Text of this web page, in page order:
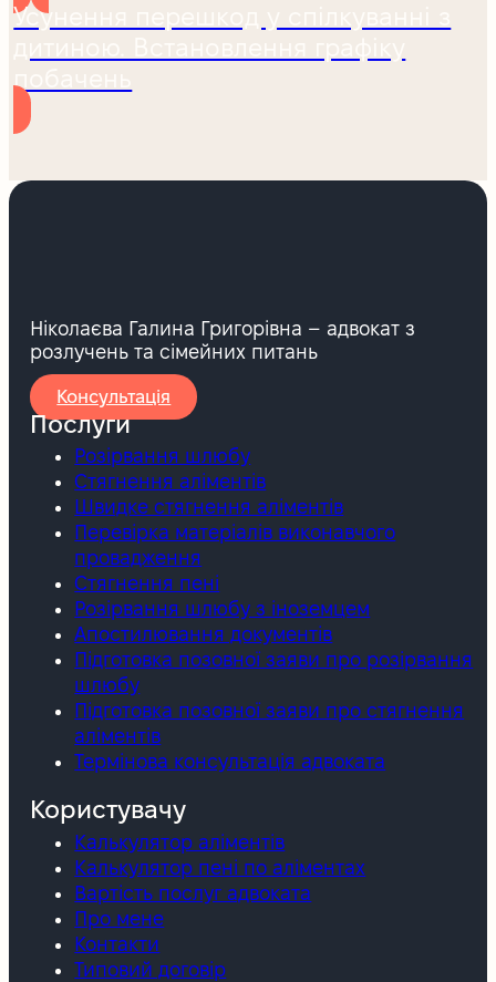
Усунення перешкод у спілкуванні з
побачень
Ніколаєва Галина Григорівна – адвокат з
розлучень та сімейних питань
Консультація
Послуги
Розірвання шлюбу
Стягнення аліментів
Швидке стягнення аліментів
Перевірка матеріалів виконавчого
провадження
Стягнення пені
Розірвання шлюбу з іноземцем
Апостилювання документів
Підготовка позовної заяви про розірвання
шлюбу
Підготовка позовної заяви про стягнення
аліментів
Термінова консультація адвоката
Користувачу
Калькулятор аліментів
Калькулятор пені по аліментах
Вартість послуг адвоката
Про мене
Контакти
Типовий договір